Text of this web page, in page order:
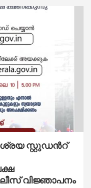
സ്റ്റുഡന്‍റ്
വിജ്ഞാപനം